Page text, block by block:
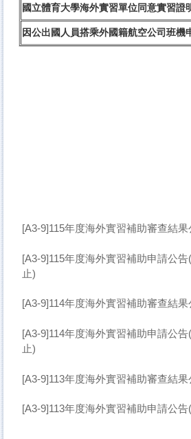
國立體育大學海外實習單位同意實習證
因公出國人員搭乘外國籍航空公司班機
[A3-9]115年度海外實習補助審查結果
[A3-9]115年度海外實習補助申請公
止)
[A3-9]114年度海外實習補助審查結果
[A3-9]114年度海外實習補助申請公
止)
[A3-9]113年度海外實習補助審查結果
[A3-9]113年度海外實習補助申請公